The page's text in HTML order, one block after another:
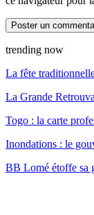
trending now
La fête
La Grande
Togo : la carte
Inondations : le
BB Lomé étoffe sa